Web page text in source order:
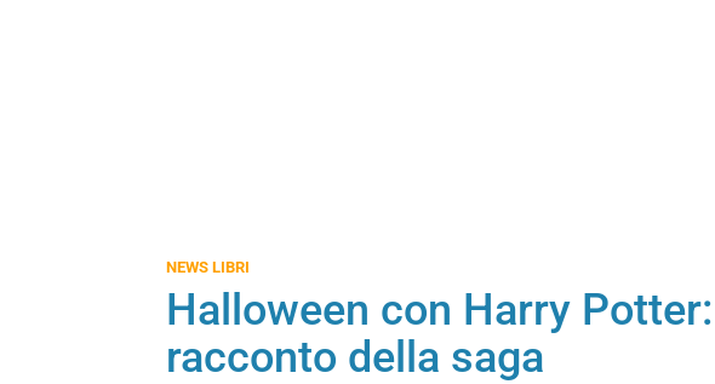
NEWS LIBRI
Halloween con Harry
racconto della saga